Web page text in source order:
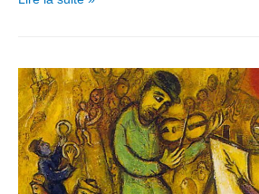
de
théâtre
qui
vous
plaira
?